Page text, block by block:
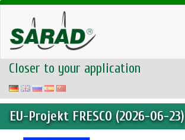
Closer to your application
EU-Projekt FRESCO (2026-06-23)